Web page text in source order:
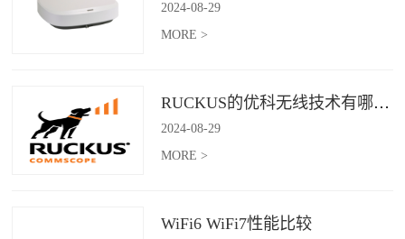
2024-08-29
MORE >
RUCKUS的优科无线技术有哪些优缺点？
2024-08-29
MORE >
WiFi6 WiFi7性能比较